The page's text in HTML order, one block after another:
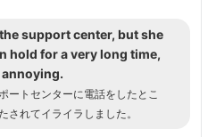
support center, but she
hold for a very long time,
ートセンターに電話をしたとこ
されてイライラしました。